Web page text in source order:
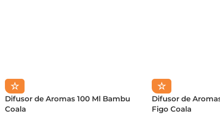
☆
Difusor de Aromas 100 Ml Bambu
Coala
☆
Difusor de
Figo Coala